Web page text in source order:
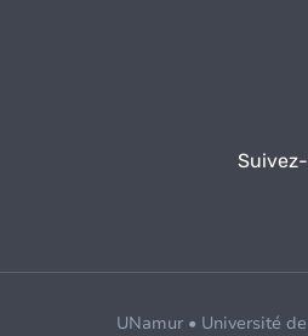
UNamur • Université